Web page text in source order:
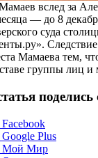
вслед за
— до 8
суда
Мамаева тем,
группы лиц и
поделись